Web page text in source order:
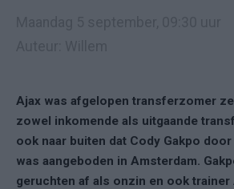
Ajax was afgelopen transferzomer
zowel inkomende als uitgaande
ook naar buiten dat Cody Gakpo door
was aangeboden in Amsterdam.
geruchten af als onzin en ook